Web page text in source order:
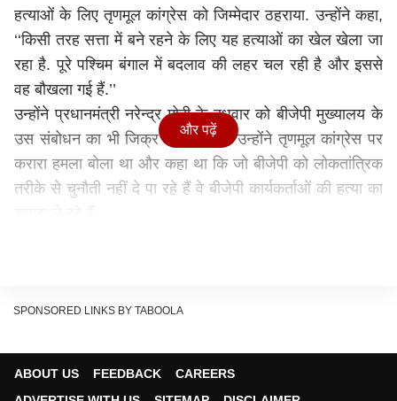
हत्याओं के लिए तृणमूल कांग्रेस को जिम्मेदार ठहराया. उन्होंने कहा,
‘‘किसी तरह सत्ता में बने रहने के लिए यह हत्याओं का खेल खेला जा
रहा है. पूरे पश्चिम बंगाल में बदलाव की लहर चल रही है और इससे
वह बौखला गई हैं.’’
उन्होंने प्रधानमंत्री नरेन्द्र मोदी के बुधवार को बीजेपी मुख्यालय के
उस संबोधन का भी जिक्र किया जिसमें उन्होंने तृणमूल कांग्रेस पर
करारा हमला बोला था और कहा था कि जो बीजेपी को लोकतांत्रिक
तरीके से चुनौती नहीं दे पा रहे हैं वे बीजेपी कार्यकर्ताओं की हत्या का
प्रकार के आरोपों को तृणमूल कांग्रेस की सरकार लगातार खारिज
और पढ़ें
SPONSORED LINKS BY TABOOLA
ABOUT US FEEDBACK
CAREERS